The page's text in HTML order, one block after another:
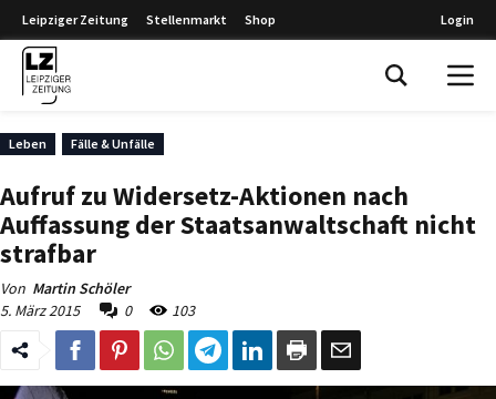
Leipziger Zeitung Stellenmarkt Shop Login
Leben Fälle & Unfälle
Aufruf zu Widersetz-Aktionen nach
Auffassung der Staatsanwaltschaft nicht
strafbar
Von Martin Schöler
5. März 2015
0 103